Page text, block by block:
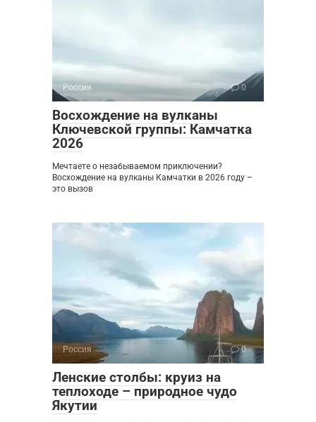
Россия 0
Восхождение на вулканы
Ключевской группы: Камчатка
2026
Мечтаете о незабываемом приключении?
Восхождение на вулканы Камчатки в 2026 году –
это вызов
Россия 0
Ленские столбы: круиз на
теплоходе – природное чудо
Якутии